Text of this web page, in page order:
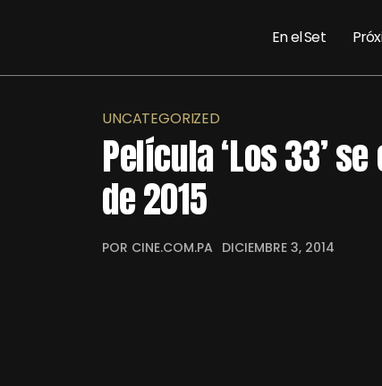
En el Set
UNCATEGORIZED
Película ‘Los 33’
de 2015
POR CINE.COM.PA DICIEMBRE 3, 2014